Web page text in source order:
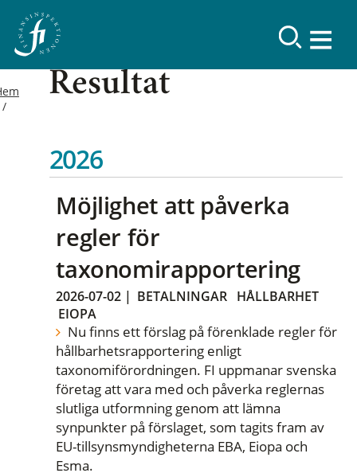
Resultat
2026
Möjlighet att påverka
regler för
taxonomirapportering
2026-07-02 | BETALNINGAR HÅLLBARHET
EIOPA
Nu finns ett förslag på förenklade regler för
hållbarhetsrapportering enligt
taxonomiförordningen. FI uppmanar svenska
företag att vara med och påverka reglernas
slutliga utformning genom att lämna
synpunkter på förslaget, som tagits fram av
EU-tillsynsmyndigheterna EBA, Eiopa och
Esma.